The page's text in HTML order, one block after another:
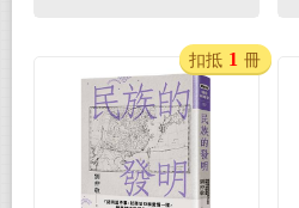
扣抵 1 冊